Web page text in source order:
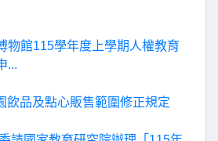
物館115學年度上學期人權教育
...
飲品及點心販售範圍修正規定